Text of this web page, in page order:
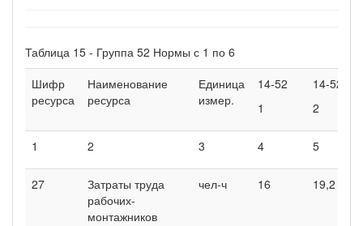
Таблица 15 - Группа 52 Нормы с 1 по 6
Шифр
ресурса
Наименование
ресурса
Единица
измер.
14-52
1
14-52
2
1 2 3 4 5
27
Затраты труда
рабочих-
монтажников
чел-ч 16 19,2